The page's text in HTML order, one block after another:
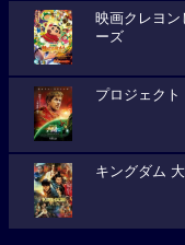
映画クレヨン
ーズ
プロジェクト
キングダム